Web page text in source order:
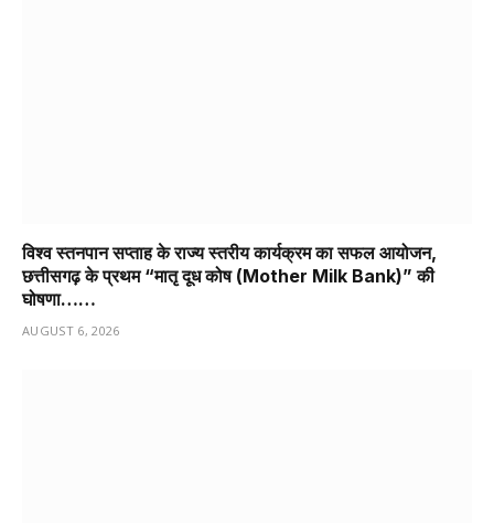
विश्व स्तनपान सप्ताह के राज्य स्तरीय कार्यक्रम का सफल आयोजन,
छत्तीसगढ़ के प्रथम “मातृ दूध कोष (Mother Milk Bank)” की
घोषणा……
AUGUST 6, 2026